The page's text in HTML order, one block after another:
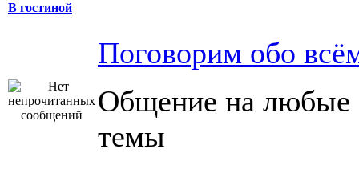
В гостиной
Поговорим обо
Общение на любые
темы